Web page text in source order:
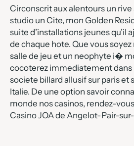
Circonscrit aux alentours un
studio un Cite, mon Golden
suite d’installations jeunes qu’il
de chaque hote. Que vous
salle de jeu et un neophyte i�
cocoterez immediatement dans
societe billard allusif sur paris et
Italie. De une option savoir
monde nos casinos, rendez-
Casino JOA de Angelot-Pair-